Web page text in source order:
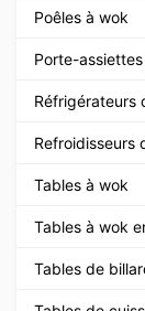
Poêles à wok
Porte-
Réfrigérateurs
Refroidisseurs
Tables à wok
Tables à wok
Tables de